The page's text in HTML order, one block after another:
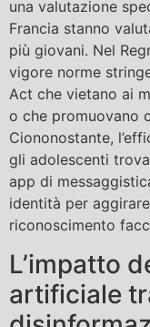
una valutazione
Francia stanno
più giovani. Nel
vigore norme
Act che vietano ai
o che promuovano
Ciononostante,
gli adolescenti
app di
identità per
riconoscimento
L’impatto
artificiale